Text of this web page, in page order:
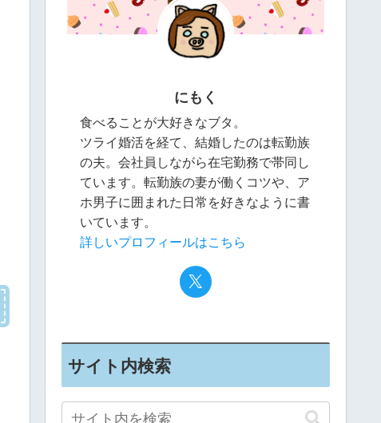
にもく
食べることが大好きなブタ。
ツライ婚活を経て、結婚したのは転勤族
の夫。会社員しながら在宅勤務で帯同し
ています。転勤族の妻が働くコツや、ア
ホ男子に囲まれた日常を好きなように書
いています。
詳しいプロフィールはこちら
サイト内検索